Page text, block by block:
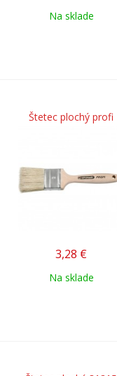
Na sklade
Štetec plochý profi
3,28 €
Na sklade